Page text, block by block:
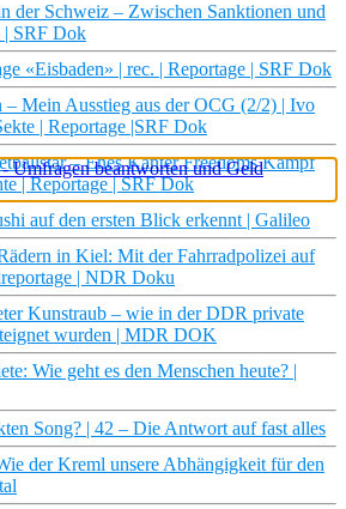
der Schweiz – Zwischen Sanktionen und
| SRF Dok
«Eisbaden» | rec. | Reportage | SRF Dok
– Mein Ausstieg aus der OCG (2/2) | Ivo
| Reportage |SRF Dok
– Enes Kanter Freedoms Kampf
| Reportage | SRF Dok
auf den ersten Blick erkennt | Galileo
in Kiel: Mit der Fahrradpolizei auf
| NDR Doku
Kunstraub – wie in der DDR private
wurden | MDR DOK
Wie geht es den Menschen heute? |
Song? | 42 – Die Antwort auf fast alles
der Kreml unsere Abhängigkeit für den